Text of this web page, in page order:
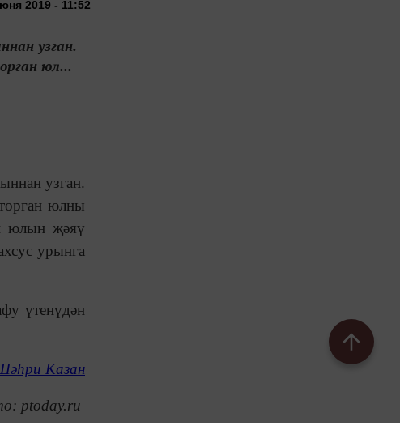
2019 - 11:52
узган.
юл...
узган.
юлны
юлын җәяү
урынга
үтенүдән
Казан
ptoday.ru